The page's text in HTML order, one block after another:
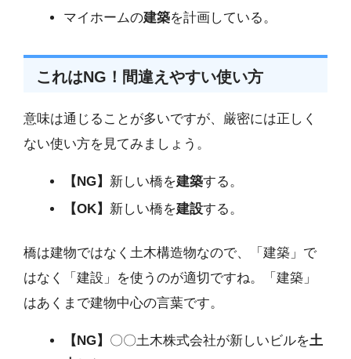
マイホームの建築を計画している。
これはNG！間違えやすい使い方
意味は通じることが多いですが、厳密には正しく
ない使い方を見てみましょう。
【NG】 新しい橋を建築する。
【OK】 新しい橋を建設する。
橋は建物ではなく土木構造物なので、「建築」で
はなく「建設」を使うのが適切ですね。「建築」
はあくまで建物中心の言葉です。
【NG】 〇〇土木株式会社が新しいビルを土